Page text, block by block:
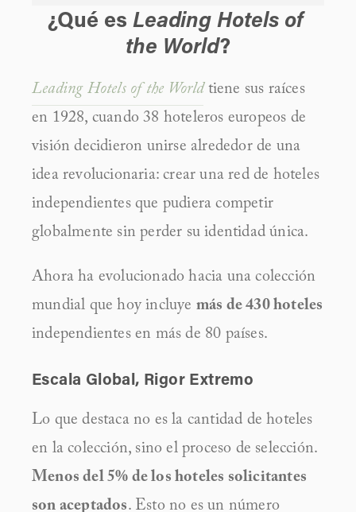
¿Qué es Leading Hotels of
the World?
Leading Hotels of the World tiene sus raíces
en 1928, cuando 38 hoteleros europeos de
visión decidieron unirse alrededor de una
idea revolucionaria: crear una red de hoteles
independientes que pudiera competir
globalmente sin perder su identidad única.
Ahora ha evolucionado hacia una colección
mundial que hoy incluye más de 430 hoteles
independientes en más de 80 países.
Escala Global, Rigor Extremo
Lo que destaca no es la cantidad de hoteles
Menos del 5% de los hoteles solicitantes